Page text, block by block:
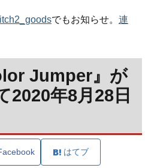
でもお知らせ。 連
Jumper』が
2020年8月28日
はてブ